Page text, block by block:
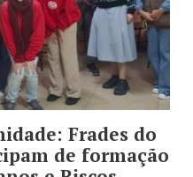
Frades do
de formação